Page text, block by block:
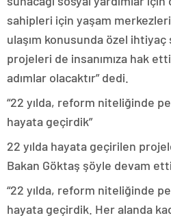
sahipleri için yaşam
ulaşım konusunda özel
projeleri de insanımıza hak
adımlar olacaktır” dedi.
“22 yılda, reform niteliğinde
hayata geçirdik”
22 yılda hayata geçirilen
Bakan Göktaş şöyle devam
“22 yılda, reform niteliğinde
hayata geçirdik. Her alanda